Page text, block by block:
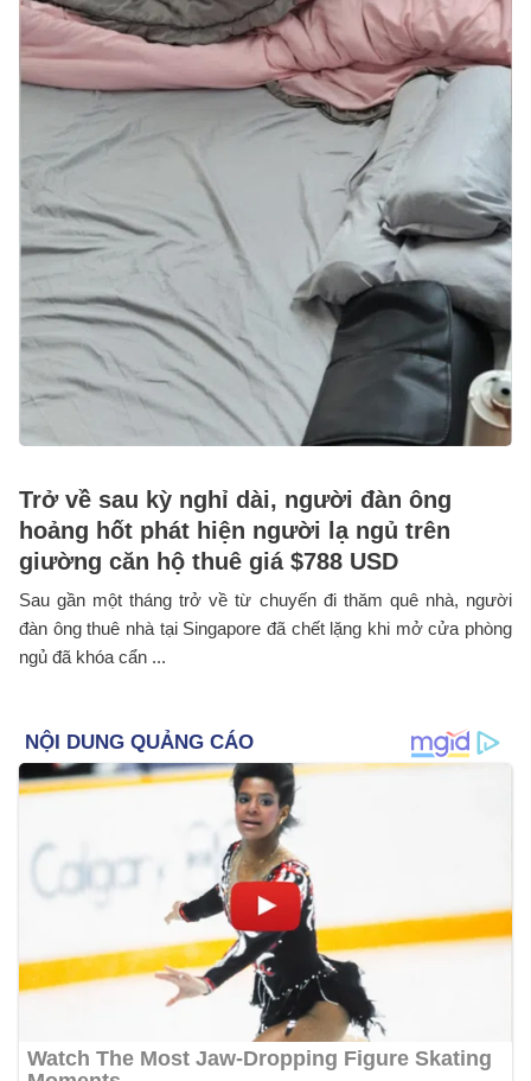
Trở về sau kỳ nghỉ dài, người đàn ông
hoảng hốt phát hiện người lạ ngủ trên
giường căn hộ thuê giá $788 USD
Sau gần một tháng trở về từ chuyến đi thăm quê nhà, người
đàn ông thuê nhà tại Singapore đã chết lặng khi mở cửa phòng
ngủ đã khóa cẩn ...